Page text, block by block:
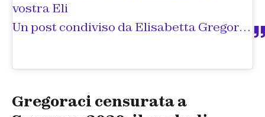
vostra Eli
Un post condiviso daElisabetta Gregoraci
Gregoraci censurata a